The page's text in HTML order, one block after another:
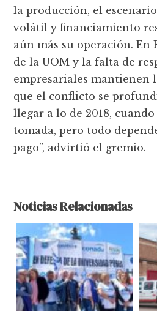
la producción, el
volátil y financiamiento
aún más su operación. En
de la UOM y la falta de
empresariales mantienen
que el conflicto se
llegar a lo de 2018,
tomada, pero todo
pago”, advirtió el gremio.
Noticias Relacionadas